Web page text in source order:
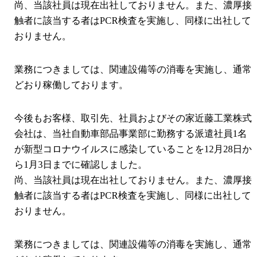
尚、当該社員は現在出社しておりません。また、濃厚接
触者に該当する者はPCR検査を実施し、同様に出社して
おりません。
業務につきましては、関連設備等の消毒を実施し、通常
どおり稼働しております。
今後もお客様、取引先、社員およびその家近藤工業株式
会社は、当社自動車部品事業部に勤務する派遣社員1名
が新型コロナウイルスに感染していることを12月28日か
ら1月3日までに確認しました。
尚、当該社員は現在出社しておりません。また、濃厚接
触者に該当する者はPCR検査を実施し、同様に出社して
おりません。
業務につきましては、関連設備等の消毒を実施し、通常